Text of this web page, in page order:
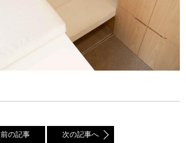
前の記事 次の記事へ